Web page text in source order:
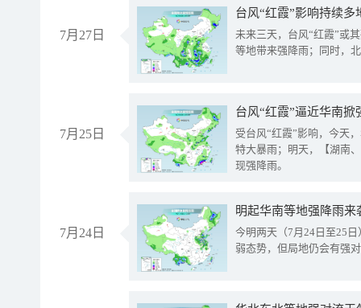
7月27日
台风“红霞”影响持续
未来三天，台风“红霞”或
等地带来强降雨；同时，
7月25日
台风“红霞”逼近华南
受台风“红霞”影响，今天
特大暴雨；明天，【湖南
现强降雨。
7月24日
明起华南等地强降雨
今明两天（7月24日至25
弱态势，但局地仍会有强